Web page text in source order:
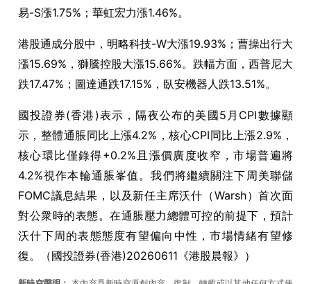
易-S漲1.75%；華虹宏力漲1.46%。
港股通成分股中，明略科技-W大漲19.93%；曹操出行大
漲15.69%，獅騰控股大漲15.66%。跌幅方面，西普尼大
跌17.47%；圖達通跌17.15%，臥安機器人跌13.51%。
國投證券(香港)表示，隔夜公布的美國5月CPI數據顯
示，整體通脹同比上漲4.2%，核心CPI同比上漲2.9%，
核心環比僅錄得+0.2%且漲價廣度收窄，市場普遍將
4.2%視作本輪通脹峯值。我們將繼續關注下周美聯儲
FOMC議息結果，以及新任主席沃什（Warsh）首次面
對公衆時的表態。在通脹壓力總體可控的前提下，預計
沃什下周的表態態度有望偏向中性，市場情緒有望修
復。（國投證券(香港)20260611《港股晨報》）